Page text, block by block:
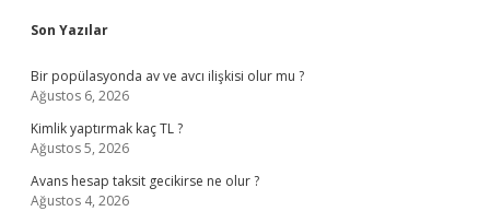
Sidebar
Son Yazılar
Bir popülasyonda av ve avcı ilişkisi olur mu ?
Ağustos 6, 2026
Kimlik yaptırmak kaç TL ?
Ağustos 5, 2026
Avans hesap taksit gecikirse ne olur ?
Ağustos 4, 2026